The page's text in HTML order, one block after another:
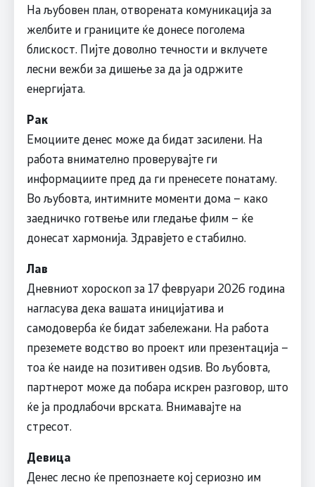
На љубовен план, отворената комуникација за
желбите и границите ќе донесе поголема
блискост. Пијте доволно течности и вклучете
лесни вежби за дишење за да ја одржите
енергијата.
Рак
Емоциите денес може да бидат засилени. На
работа внимателно проверувајте ги
информациите пред да ги пренесете понатаму.
Во љубовта, интимните моменти дома – како
заедничко готвење или гледање филм – ќе
донесат хармонија. Здравјето е стабилно.
Лав
Дневниот хороскоп за 17 февруари 2026 година
нагласува дека вашата иницијатива и
самодоверба ќе бидат забележани. На работа
преземете водство во проект или презентација –
тоа ќе наиде на позитивен одѕив. Во љубовта,
партнерот може да побара искрен разговор, што
ќе ја продлабочи врската. Внимавајте на
стресот.
Девица
Денес лесно ќе препознаете кој сериозно им